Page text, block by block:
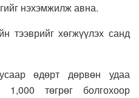
нэхэмжилж авна.
тээврийг хөгжүүлэх санд
өдөрт дөрвөн удаа
төгрөг болгохоор